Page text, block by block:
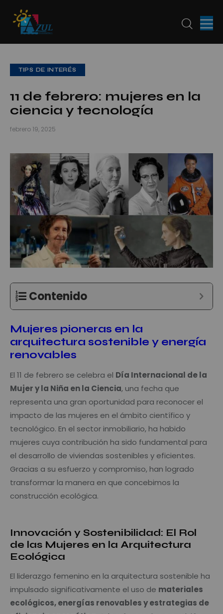
TIPS DE INTERÉS
11 de febrero: mujeres en la
ciencia y tecnología
febrero 19, 2025
Contenido
Mujeres pioneras en la
arquitectura sostenible y energía
renovables
El 11 de febrero se celebra el Día Internacional de la
Mujer y la Niña en la Ciencia, una fecha que
representa una gran oportunidad para reconocer el
impacto de las mujeres en el ámbito científico y
tecnológico. En el sector inmobiliario, ha habido
mujeres cuya contribución ha sido fundamental para
el desarrollo de viviendas sostenibles y eficientes.
Gracias a su esfuerzo y compromiso, han logrado
transformar la manera en que concebimos la
construcción ecológica.
Innovación y Sostenibilidad: El Rol
de las Mujeres en la Arquitectura
Ecológica
El liderazgo femenino en la arquitectura sostenible ha
impulsado significativamente el uso de materiales
ecológicos, energías renovables y estrategias de